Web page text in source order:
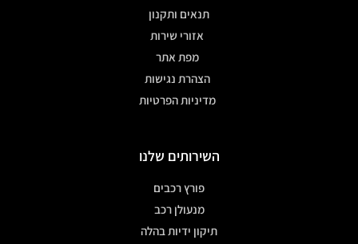
תנאים ותקנון
אזורי שירות
מפת אתר
הצהרת נגישות
מדיניות הפרטיות
השירותים שלנו
פורץ רכבים
מנעולן רכב
תיקון ידיות בהלה